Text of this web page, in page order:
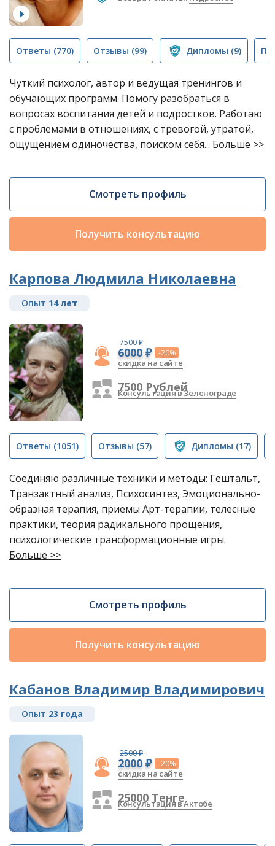
Ответы (770) Отзывы (99) Дипломы (9)
Чуткий психолог, автор и ведущая тренингов и
обучающих программ. Помогу разобраться в
вопросах воспитания детей и подростков. Работаю
с проблемами в отношениях, с тревогой, утратой,
ощущением одиночества, поиском себя... Больше >>
Смотреть профиль
Получить консультацию
Карпова Людмила Николаевна
Опыт 14 лет
7500 ₽
6000 ₽ -20%
скидка на сайте
7500 Рублей
Консультация в Зеленограде
Ответы (1051) Отзывы (57) Дипломы (17)
Соединяю различные техники и методы: Гештальт,
Транзактный анализ, Психосинтез, Эмоционально-
образная терапия, приемы Арт-терапии, телесные
практики, теория радикального прощения,
психологические трансформационные игры.
Больше >>
Смотреть профиль
Получить консультацию
Кабанов Владимир Владимирович
Опыт 23 года
2500 ₽
2000 ₽ -20%
скидка на сайте
25000 Тенге
Консультация в Актобе